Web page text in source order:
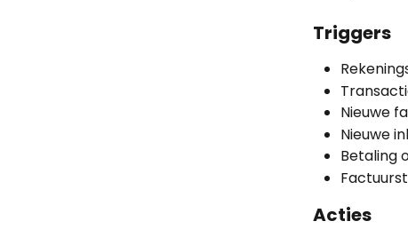
Triggers
Nieuwe
Nieuwe
Betaling
Acties